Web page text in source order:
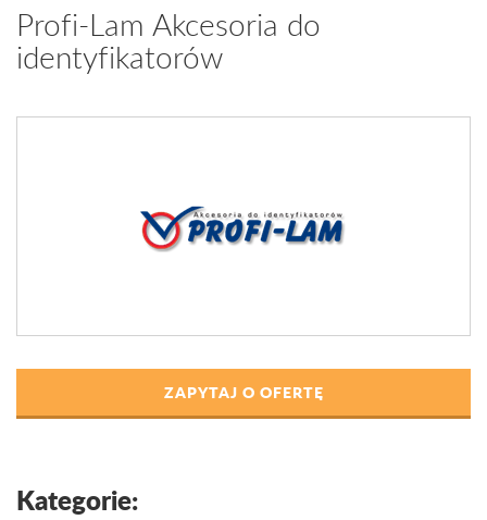
Profi-Lam Akcesoria do
identyfikatorów
ZAPYTAJ O OFERTĘ
Kategorie: